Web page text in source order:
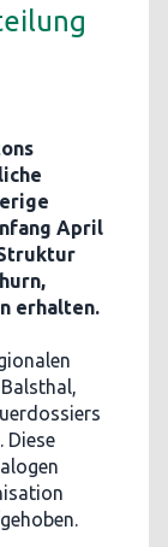
April
erhalten.
Diese